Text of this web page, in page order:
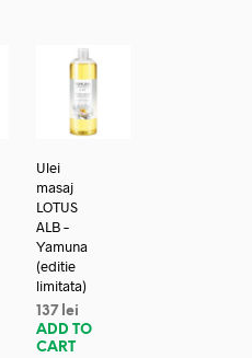
Ulei
masaj
LOTUS
ALB –
Yamuna
(editie
limitata)
137 lei
ADD TO
CART